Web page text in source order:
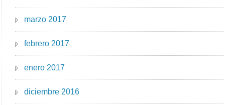
marzo 2017
febrero 2017
enero 2017
diciembre 2016